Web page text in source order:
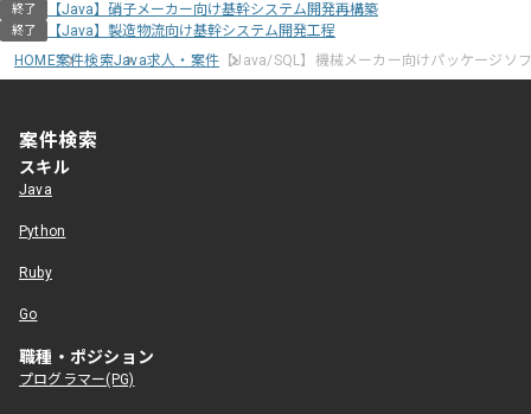
終了 【Java】硝子メーカー向け基幹システム開発再構築
終了
【Java】製造物流向け基幹システム開発工程
HOME案件検索Java求人・案件 【Java/SQL】機械メーカー向けパッケージソ
案件検索
スキル
Java
Python
Ruby
Go
職種・ポジション
プログラマー(PG)